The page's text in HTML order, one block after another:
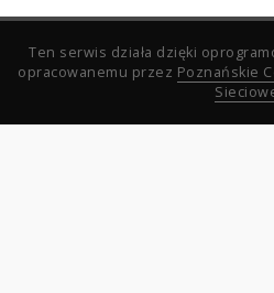
Ten serwis działa dzięki
opracowanemu przez Poznańskie